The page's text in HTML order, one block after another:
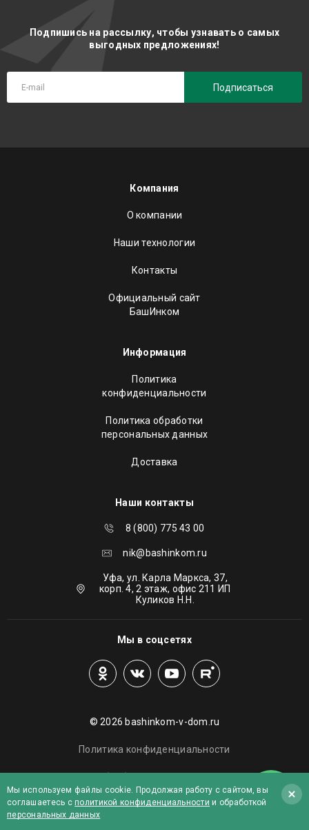
Подпишись на рассылку, чтобы узнавать о самых
выгодных предложениях!
Подписаться
Компания
О компании
Наши технологии
Контакты
Официальный сайт
БашИнком
Информация
Политика
конфиденциальности
Политика обработки
персональных данных
Доставка
Наши контакты
8 (800) 775 43 00
nik@bashinkom.ru
Уфа, ул. Карла Маркса, 37,
корп. 4, 2 этаж, офис 211 ИП
Куликов Н.Н.
Мы в соцсетях
© 2026 bashinkom-v-dom.ru
Политика конфиденциальности
Создание сайта- Red Promo
Мы используем файлы cookie. Продолжая работу с сайтом, вы
соглашаетесь сполитикой конфиденциальности и обработкой
персональных данных